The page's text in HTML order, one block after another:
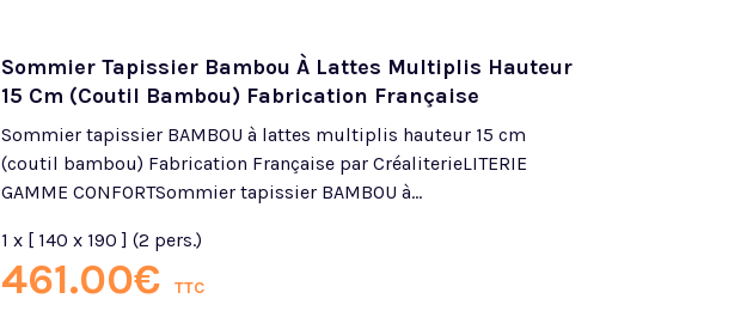
Sommier Tapissier Bambou À Lattes Multiplis Hauteur
15 Cm (coutil Bambou) Fabrication Française
Sommier tapissier BAMBOU à lattes multiplis hauteur 15 cm
(coutil bambou) Fabrication Française par CréaliterieLITERIE
GAMME CONFORTSommier tapissier BAMBOU à...
1 x [ 140 x 190 ] (2 pers.)
461.00€ TTC